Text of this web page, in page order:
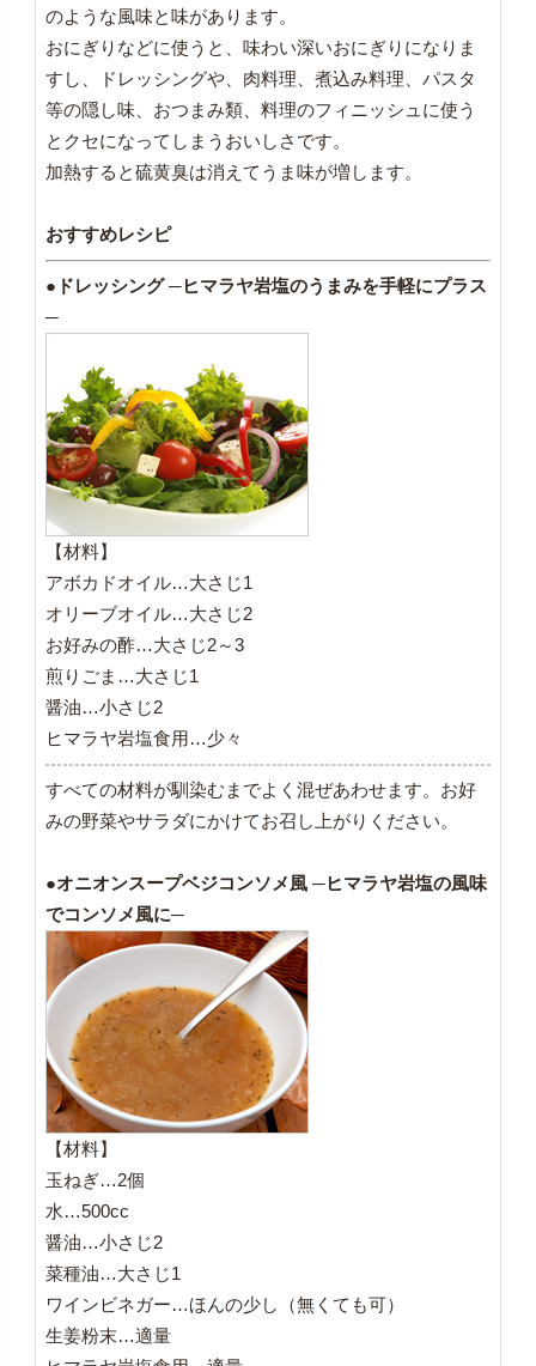
のような風味と味があります。
おにぎりなどに使うと、味わい深いおにぎりになりま
すし、ドレッシングや、肉料理、煮込み料理、パスタ
等の隠し味、おつまみ類、料理のフィニッシュに使う
とクセになってしまうおいしさです。
加熱すると硫黄臭は消えてうま味が増します。
おすすめレシピ
●ドレッシング ─ヒマラヤ岩塩のうまみを手軽にプラス
─
【材料】
アボカドオイル…大さじ1
オリーブオイル…大さじ2
お好みの酢…大さじ2～3
煎りごま…大さじ1
醤油…小さじ2
ヒマラヤ岩塩食用…少々
すべての材料が馴染むまでよく混ぜあわせます。お好
みの野菜やサラダにかけてお召し上がりください。
●オニオンスープベジコンソメ風 ─ヒマラヤ岩塩の風味
でコンソメ風に─
【材料】
玉ねぎ…2個
水…500cc
醤油…小さじ2
菜種油…大さじ1
ワインビネガー…ほんの少し（無くても可）
生姜粉末…適量